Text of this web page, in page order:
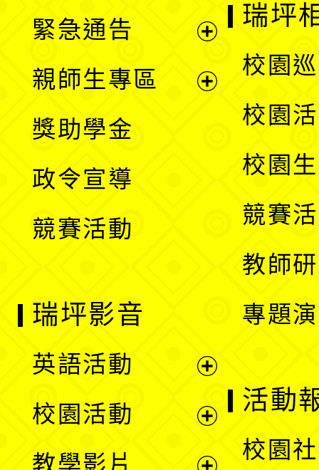
單
選
單
緊急通告
親師生專區
獎助學金
政令宣導
競賽活動
瑞坪
校園
校園
校園
競賽
教師
專題
瑞坪影音
英語活動
校園活動
教學影片
活動
校園